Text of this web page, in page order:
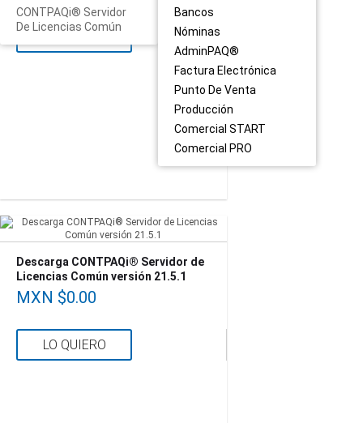
Bancos
Nóminas
AdminPAQ®
Factura Electrónica
Punto De Venta
Producción
Comercial START
Comercial PRO
CONTPAQi® Servidor
De Licencias Común
Descarga CONTPAQi® Servidor de
Licencias Común versión 21.5.1
MXN $0.00
LO QUIERO